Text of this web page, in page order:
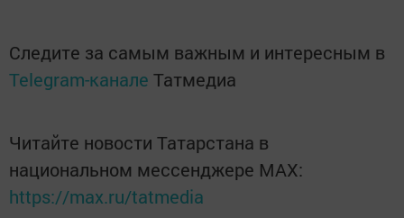
Следите за самым важным и интересным в
Telegram-канале Татмедиа
Читайте новости Татарстана в
национальном мессенджере MАХ:
https://max.ru/tatmedia